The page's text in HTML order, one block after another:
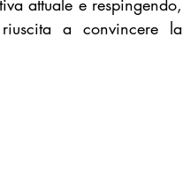
attuale e respingendo,
a convincere la